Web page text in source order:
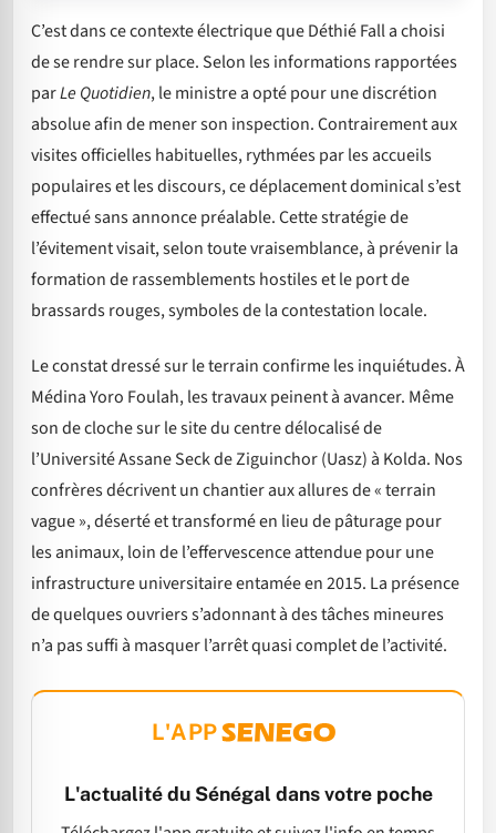
C’est dans ce contexte électrique que Déthié Fall a choisi
de se rendre sur place. Selon les informations rapportées
parLe Quotidien, le ministre a opté pour une discrétion
absolue afin de mener son inspection. Contrairement aux
visites officielles habituelles, rythmées par les accueils
populaires et les discours, ce déplacement dominical s’est
effectué sans annonce préalable. Cette stratégie de
l’évitement visait, selon toute vraisemblance, à prévenir la
formation de rassemblements hostiles et le port de
brassards rouges, symboles de la contestation locale.
Le constat dressé sur le terrain confirme les inquiétudes. À
Médina Yoro Foulah, les travaux peinent à avancer. Même
son de cloche sur le site du centre délocalisé de
l’Université Assane Seck de Ziguinchor (Uasz) à Kolda. Nos
confrères décrivent un chantier aux allures de « terrain
vague », déserté et transformé en lieu de pâturage pour
les animaux, loin de l’effervescence attendue pour une
infrastructure universitaire entamée en 2015. La présence
de quelques ouvriers s’adonnant à des tâches mineures
n’a pas suffi à masquer l’arrêt quasi complet de l’activité.
L'APP
L'actualité du Sénégal dans votre poche